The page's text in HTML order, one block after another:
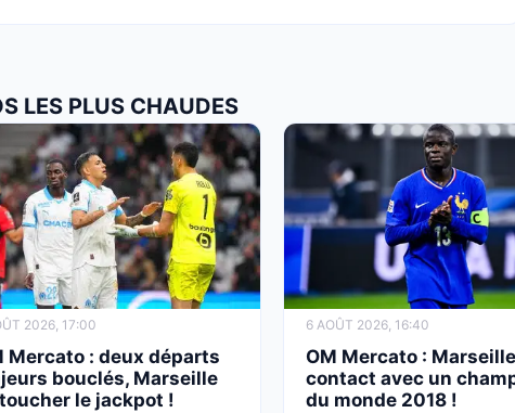
LES PLUS CHAUDES
2026, 17:00
Mercato : deux départs
bouclés, Marseille
le jackpot !
6 AOÛT 2026, 16:40
OM Mercato :
contact avec un
du monde 2018 !